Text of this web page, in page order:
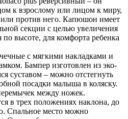
к взрослому или лицом к миру,
против него. Капюшон имеет
секции с целью увеличения
по высоте, для комфорта ребенка
с мягкими накладками и
Бампер изготовлен из эко-
суставом – можно отстегнуть
посадки малыша в коляску.
между ножек.
в трех положениях наклона, до
Спальное место можно